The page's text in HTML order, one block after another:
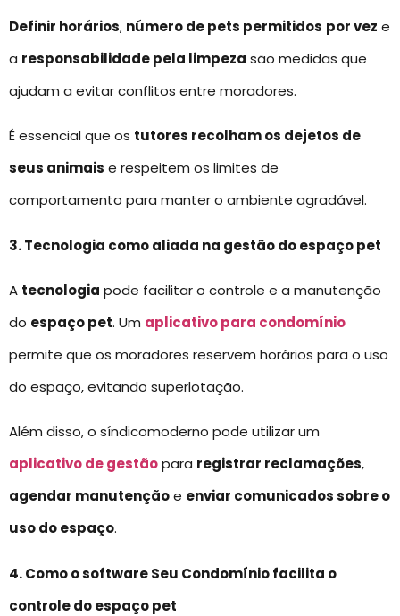
Definir horários, número de pets permitidos por vez e
a responsabilidade pela limpeza são medidas que
ajudam a evitar conflitos entre moradores.
É essencial que os tutores recolham os dejetos de
seus animais e respeitem os limites de
comportamento para manter o ambiente agradável.
3. Tecnologia como aliada na gestão do espaço pet
A tecnologia pode facilitar o controle e a manutenção
do espaço pet. Um aplicativo para condomínio
permite que os moradores reservem horários para o uso
do espaço, evitando superlotação.
Além disso, o síndicomoderno pode utilizar um
aplicativo de gestãopara registrar reclamações,
agendar manutençãoe enviar comunicados sobre o
uso do espaço.
4. Como o software Seu Condomínio facilita o
controle do espaço pet